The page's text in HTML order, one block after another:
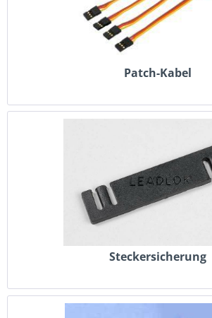
Patch-Kabel
Steckersicherung